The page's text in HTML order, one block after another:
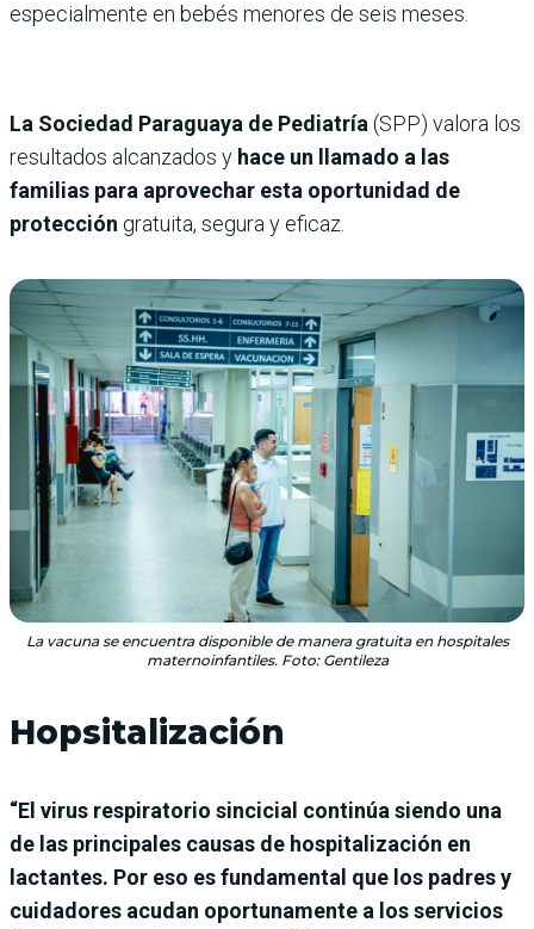
especialmente en bebés menores de seis meses.
La Sociedad Paraguaya de Pediatría (SPP) valora los
resultados alcanzados y hace un llamado a las
familias para aprovechar esta oportunidad de
protección gratuita, segura y eficaz.
La vacuna se encuentra disponible de manera gratuita en hospitales
maternoinfantiles. Foto: Gentileza
Hopsitalización
“El virus respiratorio sincicial continúa siendo una
de las principales causas de hospitalización en
lactantes. Por eso es fundamental que los padres y
cuidadores acudan oportunamente a los servicios